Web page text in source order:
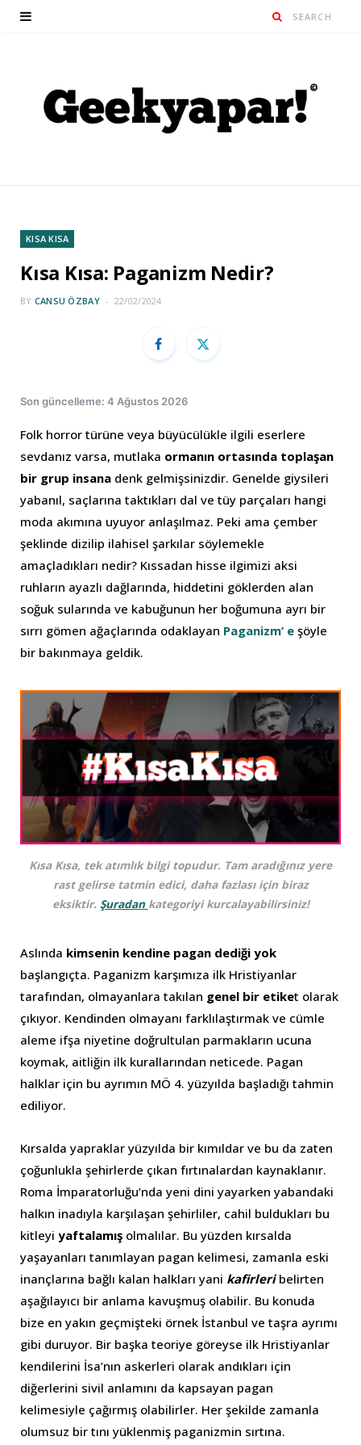
KISA KISA
Kısa Kısa: Paganizm Nedir?
BY CANSU ÖZBAY 22/02/2024
Son güncelleme: 4 Ağustos 2026
Folk horror türüne veya büyücülükle ilgili eserlere
sevdanız varsa, mutlaka ormanın ortasında toplaşan
bir grup insana denk gelmişsinizdir. Genelde giysileri
yabanıl, saçlarına taktıkları dal ve tüy parçaları hangi
moda akımına uyuyor anlaşılmaz. Peki ama çember
şeklinde dizilip ilahisel şarkılar söylemekle
amaçladıkları nedir? Kıssadan hisse ilgimizi aksi
ruhların ayazlı dağlarında, hiddetini göklerden alan
soğuk sularında ve kabuğunun her boğumuna ayrı bir
sırrı gömen ağaçlarında odaklayan Paganizm’ e şöyle
bir bakınmaya geldik.
Kısa Kısa, tek atımlık bilgi topudur. Tam aradığınız yere
rast gelirse tatmin edici, daha fazlası için biraz
eksiktir. Şuradan kategoriyi kurcalayabilirsiniz!
Aslında kimsenin kendine pagan dediği yok
başlangıçta. Paganizm karşımıza ilk Hristiyanlar
tarafından, olmayanlara takılan genel bir etiket olarak
çıkıyor. Kendinden olmayanı farklılaştırmak ve cümle
aleme ifşa niyetine doğrultulan parmakların ucuna
koymak, aitliğin ilk kurallarından neticede. Pagan
halklar için bu ayrımın MÖ 4. yüzyılda başladığı tahmin
ediliyor.
Kırsalda yapraklar yüzyılda bir kımıldar ve bu da zaten
çoğunlukla şehirlerde çıkan fırtınalardan kaynaklanır.
Roma İmparatorluğu’nda yeni dini yayarken yabandaki
halkın inadıyla karşılaşan şehirliler, cahil buldukları bu
kitleyi yaftalamış olmalılar. Bu yüzden kırsalda
yaşayanları tanımlayan pagan kelimesi, zamanla eski
inançlarına bağlı kalan halkları yani kafirleri belirten
aşağılayıcı bir anlama kavuşmuş olabilir. Bu konuda
bize en yakın geçmişteki örnek İstanbul ve taşra ayrımı
gibi duruyor. Bir başka teoriye göreyse ilk Hristiyanlar
kendilerini İsa’nın askerleri olarak andıkları için
diğerlerini sivil anlamını da kapsayan pagan
kelimesiyle çağırmış olabilirler. Her şekilde zamanla
olumsuz bir tını yüklenmiş paganizmin sırtına.